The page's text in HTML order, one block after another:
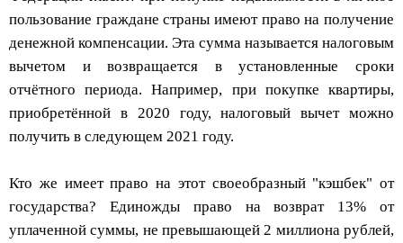
пользование граждане страны имеют право на получение
денежной компенсации. Эта сумма называется налоговым
вычетом и возвращается в установленные сроки
отчётного периода. Например, при покупке квартиры,
приобретённой в 2020 году, налоговый вычет можно
получить в следующем 2021 году.
Кто же имеет право на этот своеобразный "кэшбек" от
государства? Единожды право на возврат 13% от
уплаченной суммы, не превышающей 2 миллиона рублей,